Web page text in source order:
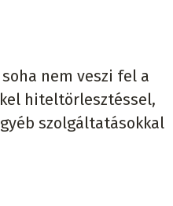
nem veszi fel a
hiteltörlesztéssel,
szolgáltatásokkal